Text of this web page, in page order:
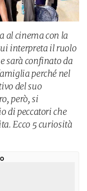
al cinema con la
interpreta il ruolo
sarà confinato da
perché nel
del suo
però, si
di peccatori che
Ecco 5 curiosità